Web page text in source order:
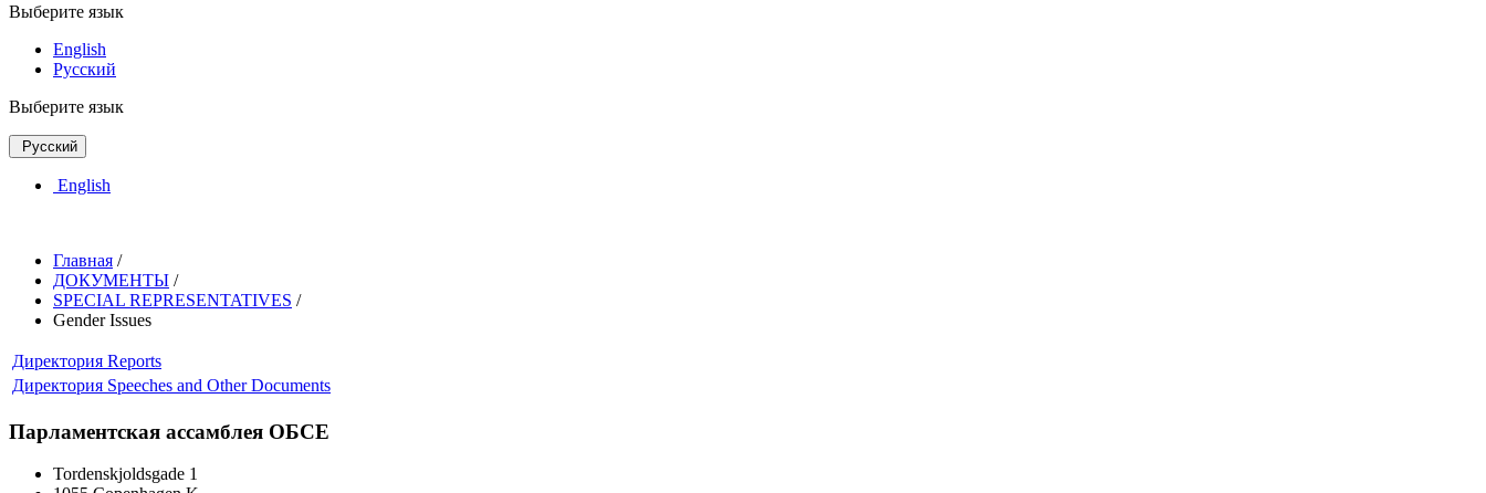
Выберите язык
English
Русский
Выберите язык
Русский
English
Главная /
ДОКУМЕНТЫ /
SPECIAL REPRESENTATIVES /
Gender Issues
Директория Reports
Директория Speeches and Other Documents
Парламентская ассамблея ОБСЕ
Tordenskjoldsgade 1